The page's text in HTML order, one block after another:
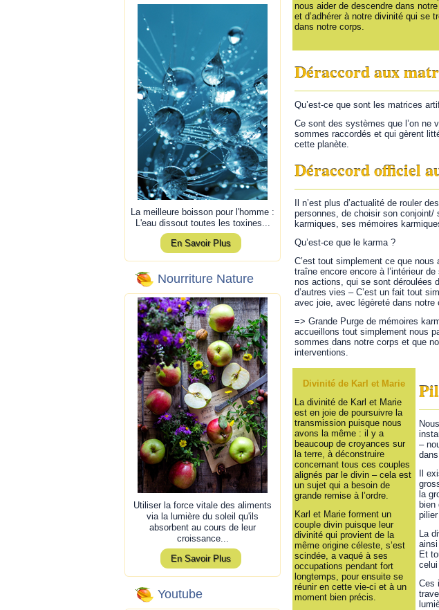
La meilleure boisson pour l'homme :
L'eau dissout toutes les toxines...
En Savoir Plus
Nourriture Nature
Utiliser la force vitale des aliments
via la lumière du soleil qu'ils
absorbent au cours de leur
croissance...
En Savoir Plus
Youtube
nous aider de descendre dans
et d’adhérer à notre divinité qui se
dans notre corps.
Déraccord aux
Qu’est-ce que sont les matrices
Ce sont des systèmes que l’on ne
sommes raccordés et qui gèrent
cette planète.
Déraccord officiel
Il n’est plus d’actualité de rouler
personnes, de choisir son conjoint/
karmiques, ses mémoires
Qu’est-ce que le karma ?
C’est tout simplement ce que nous
traîne encore encore à l’intérieur
nos actions, qui se sont déroulées
d’autres vies – C’est un fait tout
avec joie, avec légèreté dans notre
=> Grande Purge de mémoires
accueillons tout simplement nous
sommes dans notre corps et que
interventions.
Divinité de Karl et Marie
La divinité de Karl et Marie
est en joie de poursuivre la
transmission puisque nous
avons la même : il y a
beaucoup de croyances sur
la terre, à déconstruire
concernant tous ces couples
alignés par le divin – cela est
un sujet qui a besoin de
grande remise à l’ordre.
Karl et Marie forment un
couple divin puisque leur
divinité qui provient de la
même origine céleste, s’est
scindée, a vaqué à ses
occupations pendant fort
longtemps, pour ensuite se
réunir en cette vie-ci et à un
moment bien précis.
–
Il
la
La
Et
Ces